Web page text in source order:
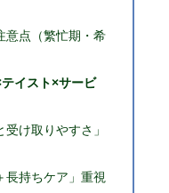
意点（繁忙期・希
イスト×サービ
け取りやすさ」
長持ちケア」重視